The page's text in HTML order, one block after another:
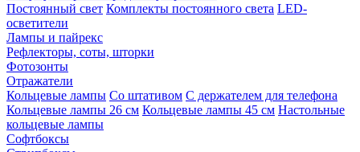
Постоянный свет Комплекты постоянного света LED-
осветители
Лампы и пайрекс
Рефлекторы, соты, шторки
Фотозонты
Отражатели
Кольцевые лампы Со штативом С держателем для телефона
Кольцевые лампы 26 см Кольцевые лампы 45 см Настольные
кольцевые лампы
Софтбоксы